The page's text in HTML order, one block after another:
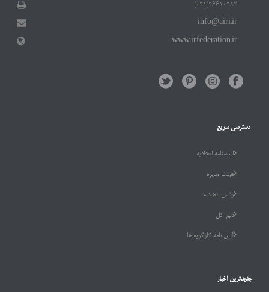
۲۶۶۱۰۲۸۲(۰۲۱)
info@airi.ir
www.irfederation.ir
دسترسی سریع
اساسنامه اتحادیه
هیئت مدیره
رئیس اتحادیه
دبیر کل
آیین نامه کارگروه ها
جدیدترین اخبار